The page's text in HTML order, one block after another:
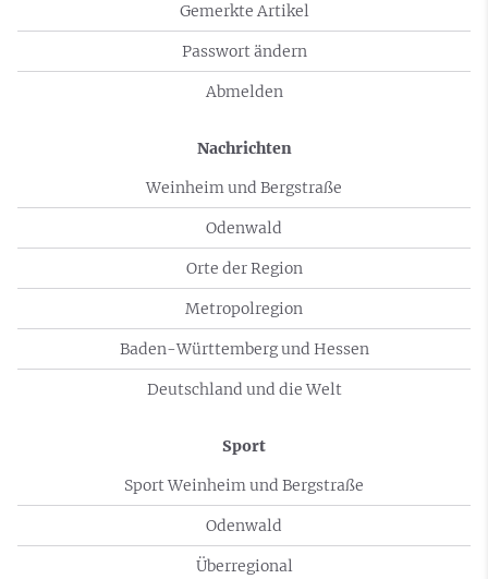
Gemerkte Artikel
Passwort ändern
Abmelden
Nachrichten
Weinheim und Bergstraße
Odenwald
Orte der Region
Metropolregion
Baden-Württemberg und Hessen
Deutschland und die Welt
Sport
Sport Weinheim und Bergstraße
Odenwald
Überregional